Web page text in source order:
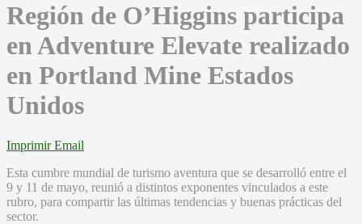
Región de O’Higgins participa
en Adventure Elevate realizado
en Portland Mine Estados
Unidos
Imprimir Email
Esta cumbre mundial de turismo aventura que se desarrolló entre el
9 y 11 de mayo, reunió a distintos exponentes vinculados a este
rubro, para compartir las últimas tendencias y buenas prácticas del
sector.